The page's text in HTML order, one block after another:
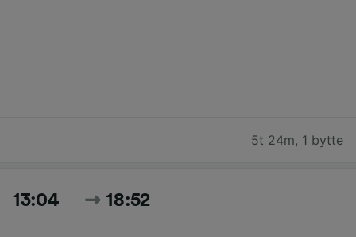
5t 24m, 1 bytte
13:04 18:52